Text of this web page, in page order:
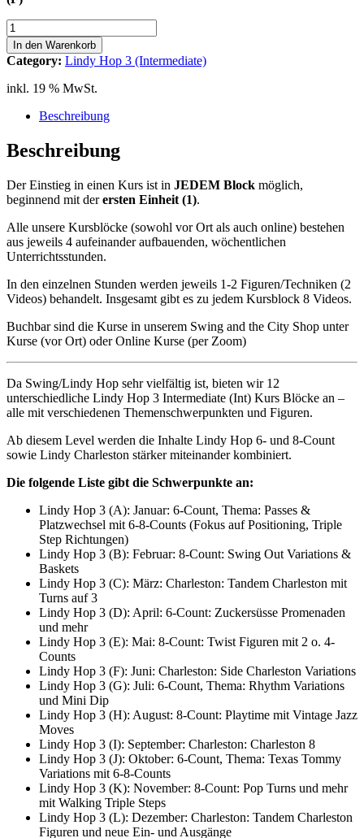
Lindy
Hop
3
(Int)
Block
6
Platzwechsel
6-
Count
In den Warenkorb
Category: Lindy Hop 3 (Intermediate)
inkl. 19 % MwSt.
Beschreibung
Beschreibung
Der Einstieg in einen Kurs ist in JEDEM Block möglich,
beginnend mit derersten Einheit (1).
Alle unsere Kursblöcke (sowohl vor Ort als auch online) bestehen
aus jeweils 4 aufeinander aufbauenden, wöchentlichen
Unterrichtsstunden.
In den einzelnen Stunden werden jeweils 1-2 Figuren/Techniken (2
Videos) behandelt. Insgesamt gibt es zu jedem Kursblock 8 Videos.
Buchbar sind die Kurse in unserem Swing and the City Shop unter
Kurse (vor Ort) oder Online Kurse (per Zoom)
Da Swing/Lindy Hop sehr vielfältig ist, bieten wir 12
unterschiedliche Lindy Hop 3 Intermediate (Int) Kurs Blöcke an –
alle mit verschiedenen Themenschwerpunkten und Figuren.
Ab diesem Level werden die Inhalte Lindy Hop 6- und 8-Count
sowie Lindy Charleston stärker miteinander kombiniert.
Die folgende Liste gibt die Schwerpunkte an:
Lindy Hop 3 (A): Januar: 6-Count, Thema: Passes &
Platzwechsel mit 6-8-Counts (Fokus auf Positioning, Triple
Step Richtungen)
Lindy Hop 3 (B): Februar: 8-Count: Swing Out Variations &
Baskets
Lindy Hop 3 (C): März: Charleston: Tandem Charleston mit
Turns auf 3
Lindy Hop 3 (D): April: 6-Count: Zuckersüsse Promenaden
und mehr
Lindy Hop 3 (E): Mai: 8-Count: Twist Figuren mit 2 o. 4-
Counts
Lindy Hop 3 (F): Juni: Charleston: Side Charleston Variations
Lindy Hop 3 (G): Juli: 6-Count, Thema: Rhythm Variations
und Mini Dip
Lindy Hop 3 (H): August: 8-Count: Playtime mit Vintage Jazz
Moves
Lindy Hop 3 (I): September: Charleston: Charleston 8
Lindy Hop 3 (J): Oktober: 6-Count, Thema: Texas Tommy
Variations mit 6-8-Counts
Lindy Hop 3 (K): November: 8-Count: Pop Turns und mehr
mit Walking Triple Steps
Lindy Hop 3 (L): Dezember: Charleston: Tandem Charleston
Figuren und neue Ein- und Ausgänge